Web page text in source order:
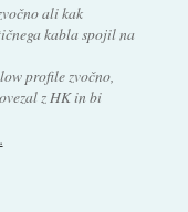
ali kak
kabla spojil na
profile zvočno,
z HK in bi